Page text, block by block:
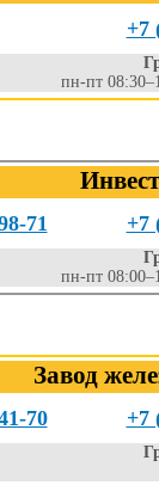
+7
пн-пт
71 +7
пн-пт
Завод
70 +7